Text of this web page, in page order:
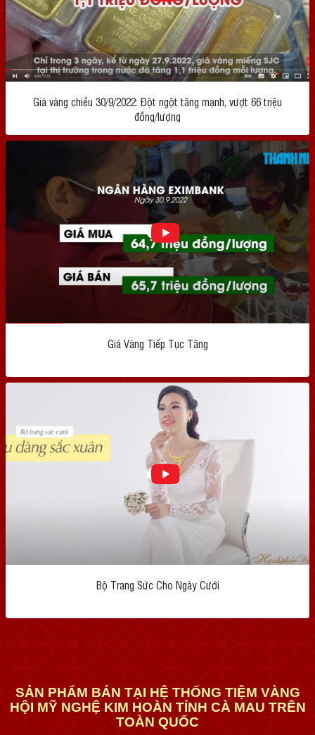
Giá vàng chiều 30/9/2022: Đột ngột tăng mạnh, vượt 66 triệu
đồng/lượng
Giá Vàng Tiếp Tục Tăng
Bộ Trang Sức Cho Ngày Cưới
SẢN PHẨM BÁN TẠI HỆ THỐNG TIỆM VÀNG
HỘI MỸ NGHỆ KIM HOÀN TỈNH CÀ MAU TRÊN
TOÀN QUỐC